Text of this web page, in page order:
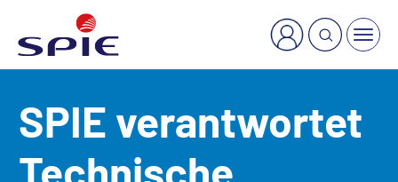
SPIE verantwortet
Technische